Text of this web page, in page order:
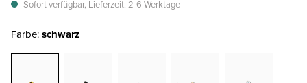
Sofort verfügbar, Lieferzeit: 2-6 Werktage
Farbe:schwarz